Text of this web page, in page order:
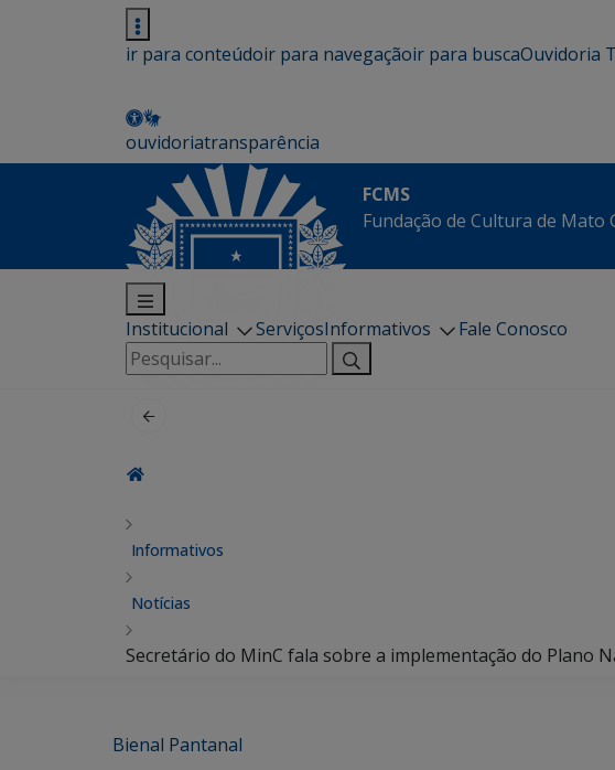
ir para conteúdoir para navegaçãoir para buscaOuvidoria
ouvidoriatransparência
FCMS
Fundação de Cultura de Mato
Institucional ServiçosInformativos
Fale Conosco
Pesquisar
por:
Informativos
Notícias
Secretário do MinC fala sobre a implementação do Plano
Bienal Pantanal